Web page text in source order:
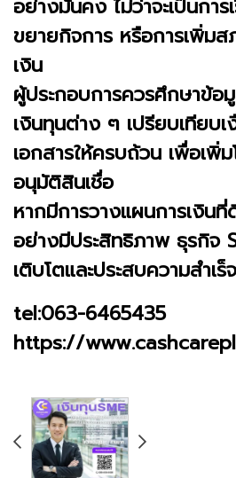
อย่างมั่นคง ไม่ว่าจะเป็นกา
ขยายกิจการ หรือการเพิ่ม
เงิน
ผู้ประกอบการควรศึกษาข้อ
เงินทุนต่าง ๆ เปรียบเทียบเ
เอกสารให้ครบถ้วน เพื่อเพิ่
อนุมัติสินเชื่อ
หากมีการวางแผนการเงินที่
อย่างมีประสิทธิภาพ ธุรกิจ
เติบโตและประสบความสำเร็
tel:063-6465435
https://